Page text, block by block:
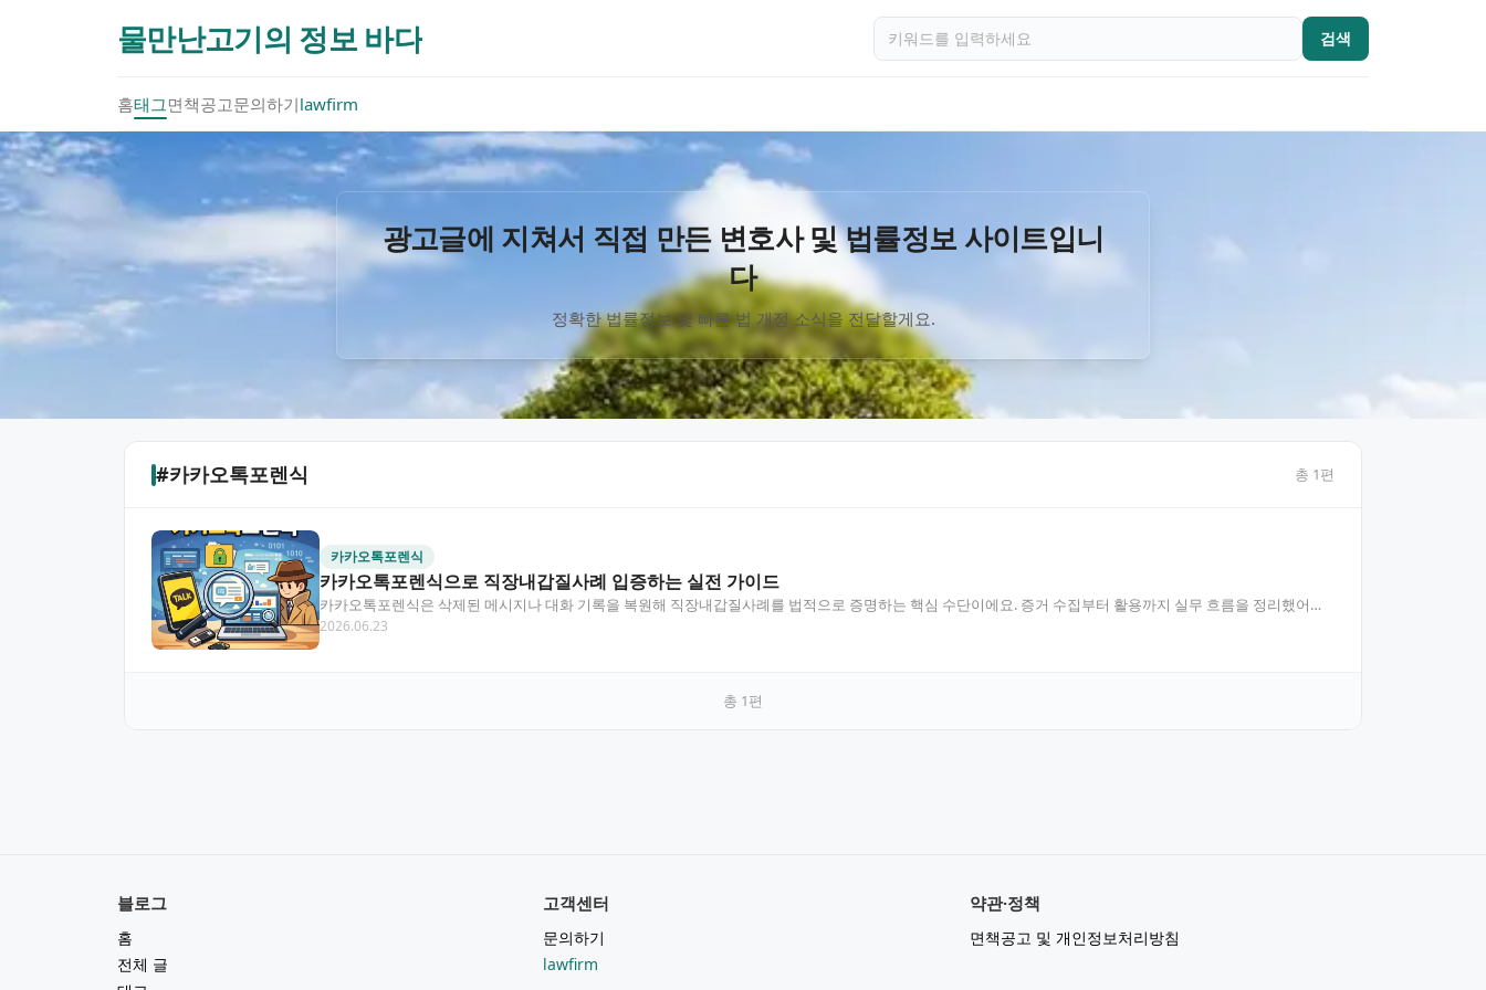
물만난고기의 정보 바다 검색
홈태그면책공고문의하기lawfirm
광고글에 지쳐서 직접 만든 변호사 및 법률정보 사이트입니
다
정확한 법률정보 및 빠른 법 개정 소식을 전달할게요.
#카카오톡포렌식 총 1편
카카오톡포렌식
카카오톡포렌식으로 직장내갑질사례 입증하는 실전 가이드
카카오톡포렌식은 삭제된 메시지나 대화 기록을 복원해 직장내갑질사례를 법적으로 증명하는 핵심 수단이에요. 증거 수집부터 활용까지 실무 흐름을 정리했어요.
목차 카카오톡포렌식이란 무엇…
2026.06.23
총 1편
블로그
홈
전체 글
고객센터
문의하기
lawfirm
약관·정책
면책공고 및 개인정보처리방침